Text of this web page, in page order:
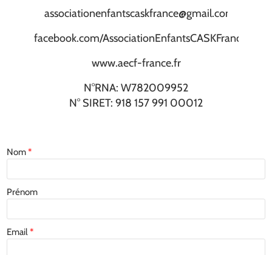
associationenfantscaskfrance@gmail.com
facebook.com/AssociationEnfantsCASKFrance
www.aecf-france.fr
N°RNA: W782009952
N° SIRET: 918 157 991 00012
Nom*
Prénom
Email*